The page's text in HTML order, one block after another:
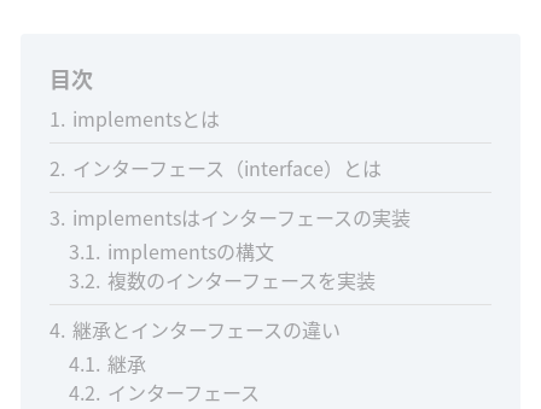
目次
1 implementsとは
2 インターフェース（interface）とは
3 implementsはインターフェースの実装
3.1 implementsの構文
3.2 複数のインターフェースを実装
4 継承とインターフェースの違い
4.1 継承
4.2 インターフェース